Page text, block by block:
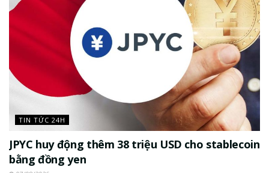
TIN TỨC 24H
JPYC huy động thêm 38 triệu USD cho stablecoin
bằng đồng yen